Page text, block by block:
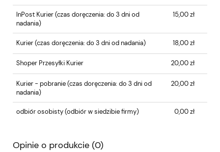
InPost Kurier(czas doręczenia: do 3 dni od
nadania)
15,00 zł
Kurier(czas doręczenia: do 3 dni od nadania) 18,00 zł
Shoper Przesyłki Kurier 20,00 zł
Kurier - pobranie(czas doręczenia: do 3 dni od
nadania)
20,00 zł
odbiór osobisty(odbiór w siedzibie firmy) 0,00 zł
Opinie o produkcie (0)